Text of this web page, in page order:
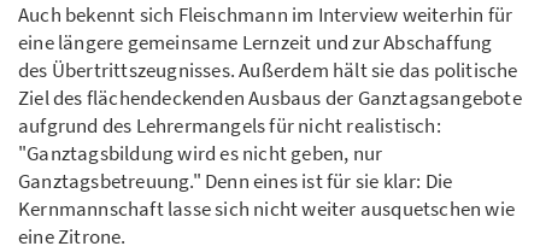
Auch bekennt sich Fleischmann im Interview weiterhin für
eine längere gemeinsame Lernzeit und zur Abschaffung
des Übertrittszeugnisses. Außerdem hält sie das politische
Ziel des flächendeckenden Ausbaus der Ganztagsangebote
aufgrund des Lehrermangels für nicht realistisch:
"Ganztagsbildung wird es nicht geben, nur
Ganztagsbetreuung." Denn eines ist für sie klar: Die
Kernmannschaft lasse sich nicht weiter ausquetschen wie
eine Zitrone.